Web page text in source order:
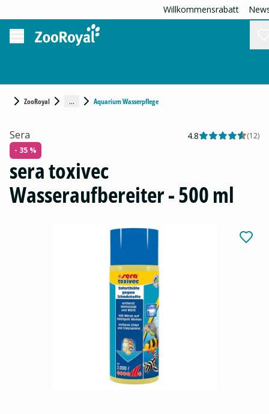
Willkommensrabatt
ZooRoyal ... Aquarium Wasserpflege
Sera 4.8 (12)
- 35 %
sera toxivec
Wasseraufbereiter - 500 ml